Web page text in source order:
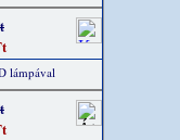
lámpával